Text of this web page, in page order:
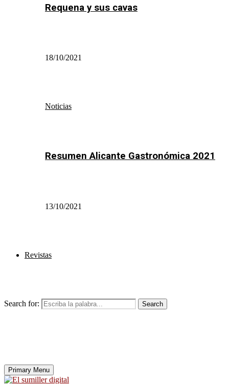
Requena y sus cavas
18/10/2021
Noticias
Resumen Alicante Gastronómica 2021
13/10/2021
Revistas
Search for: Search
Primary Menu